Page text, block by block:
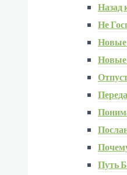
Не
Путь